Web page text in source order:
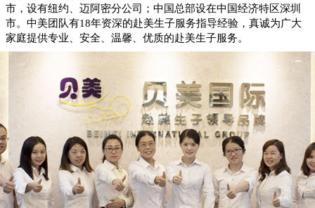
市，设有纽约、迈阿密分公司；中国总部设在中国经济特区深圳
市。中美团队有18年资深的赴美生子服务指导经验，真诚为广大
家庭提供专业、安全、温馨、优质的赴美生子服务。